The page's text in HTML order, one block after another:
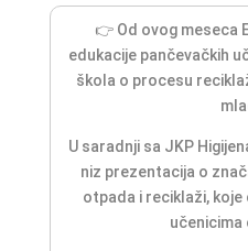
👉 Od ovog meseca
edukacije pančevačkih
škola o procesu
U saradnji sa JKP
niz prezentacija o
otpada i reciklaži,
učenicima